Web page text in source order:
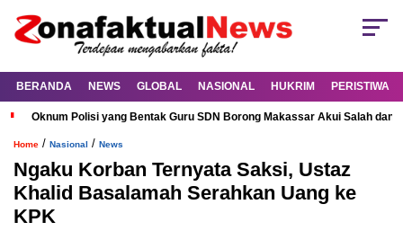
BERANDA NEWS GLOBAL NASIONAL HUKRIM PERISTIWA
Oknum Polisi yang Bentak Guru SDN Borong Makassar Akui Salah dan
Home / Nasional / News
Ngaku Korban Ternyata Saksi, Ustaz
Khalid Basalamah Serahkan Uang ke
KPK